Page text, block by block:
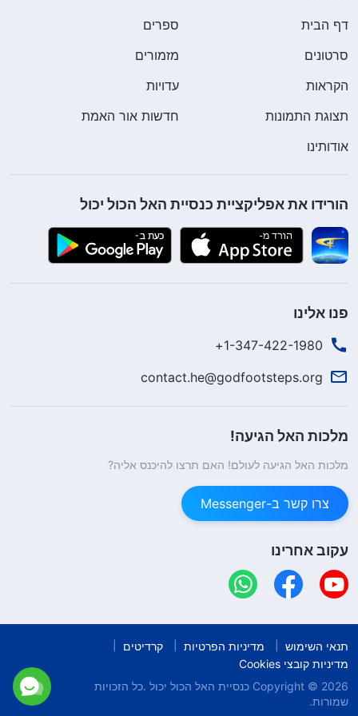
דף הבית
ספרים
סרטונים
מזמורים
הקראות
עדויות
תצוגת התמונות
חדשות אור האמת
אודותינו
הורידו את אפליקציית כנסיית האל הכול יכול
פנו אלינו
1-347-422-1980+
contact.he@godfootsteps.org
מלכות האל הגיעה!
מלכות האל הגיעה לעולם! האם תרצו להיכנס אליה?
צרו קשר ב-Messenger
עקוב אחרינו
תנאי השימוש מדיניות הפרטיות
קרדיטים
מדיניות קובצי Cookies
Copyright © 2026 כנסיית האל הכול יכול .כל הזכויות
שמורות.